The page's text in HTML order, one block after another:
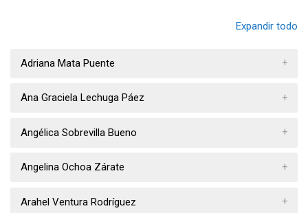
Expandir todo
Adriana Mata Puente
Ana Graciela Lechuga Páez
Angélica Sobrevilla Bueno
Angelina Ochoa Zárate
Arahel Ventura Rodríguez